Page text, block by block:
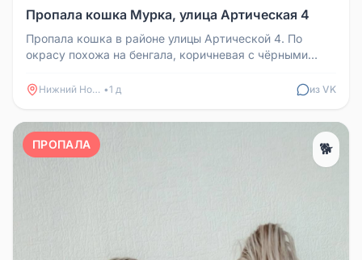
Пропала кошка Мурка, улица Артическая 4
Пропала кошка в районе улицы Артической 4. По
окрасу похожа на бенгала, коричневая с чёрными
Нижний Новгород •1 д из VK
ПРОПАЛА 🐕